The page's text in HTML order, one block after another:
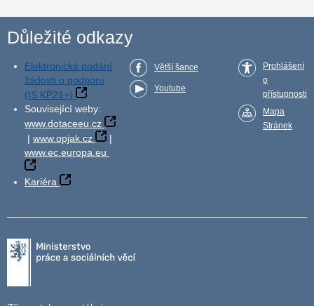
Důležité odkazy
Elektronické podání
žádosti o podporu
(IS KP21+)
Související weby:
www.dotaceeu.cz
| www.opjak.cz
|
www.ec.europa.eu
Kariéra
Větší šance
Youtube
Prohlášení
o
přístupnosti
Mapa
Stránek